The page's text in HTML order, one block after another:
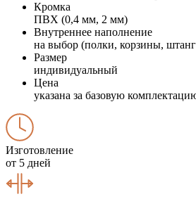
Кромка
ПВХ (0,4 мм, 2 мм)
Внутреннее наполнение
на выбор (полки, корзины,
Размер
индивидуальный
Цена
указана за базовую
Изготовление
от 5 дней